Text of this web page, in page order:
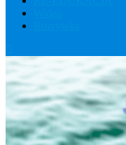
Serwis
Pozytywnych